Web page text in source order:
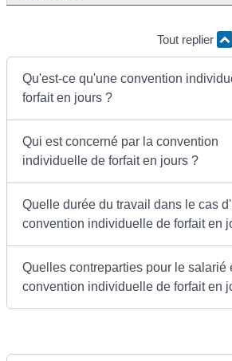
Tout replier
Qu'est-ce qu'une convention
forfait en jours ?
Qui est concerné par la convention
individuelle de forfait en jours ?
Quelle durée du travail dans le cas
convention individuelle de forfait en
Quelles contreparties pour le salarié
convention individuelle de forfait en